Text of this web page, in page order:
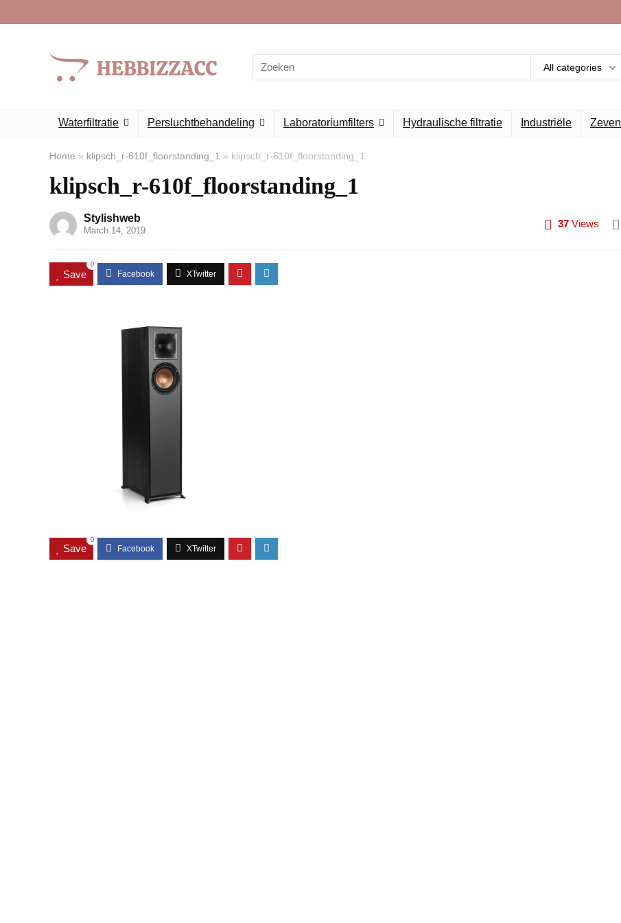
Search
for:
All categories
Waterfiltratie Persluchtbehandeling Laboratoriumfilters Hydraulische filtratie Industriële Zeven
Home » klipsch_r-610f_floorstanding_1 » klipsch_r-610f_floorstanding_1
klipsch_r-610f_floorstanding_1
Stylishweb
March 14, 2019
37 Views
Save
0
Save
0